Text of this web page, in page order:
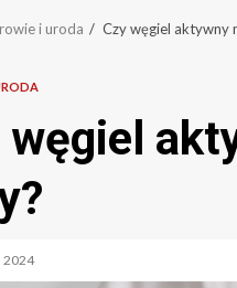
i uroda Czy węgiel aktywny
węgiel
2024